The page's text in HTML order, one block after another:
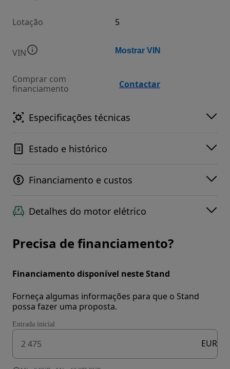
Lotação 5
VIN Mostrar VIN
Comprar com
financiamento
Contactar
Especificações técnicas
Estado e histórico
Financiamento e custos
Detalhes do motor elétrico
Precisa de financiamento?
Financiamento disponível neste Stand
Forneça algumas informações para que o Stand
possa fazer uma proposta.
Entrada inicial
EUR